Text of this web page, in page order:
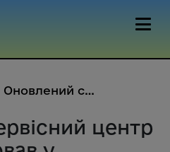
Оновлений сервісний центр МВС ...
центр